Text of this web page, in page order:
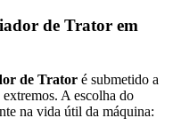
de Trator em
de Trator é submetido a
A escolha do
na vida útil da máquina: